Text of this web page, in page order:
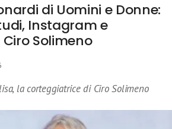
di Uomini e Donne:
Instagram e
Solimeno
la corteggiatrice di Ciro Solimeno